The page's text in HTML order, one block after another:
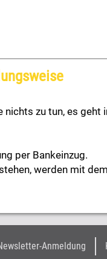
nichts zu tun, es
per Bankeinzug.
werden mit
Anmeldung